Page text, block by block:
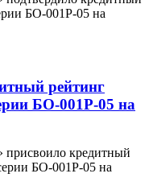
БО-001Р-05 на
рейтинг
БО-001Р-05 на
присвоило кредитный
БО-001Р-05 на